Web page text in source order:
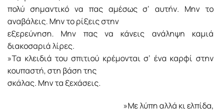
πολύ σημαντικό να πας αμέσως σ’ αυτήν. Μην το
αναβάλεις. Μην το ρίξεις στην
εξερεύνηση. Μην πας να κάνεις ανάληψη καμιά
διακοσαριά λίρες.
»Τα κλειδιά του σπιτιού κρέμονται σ’ ένα καρφί στην
κουπαστή, στη βάση της
σκάλας. Μην τα ξεχάσεις.
»Με λύπη αλλά κι ελπίδα,